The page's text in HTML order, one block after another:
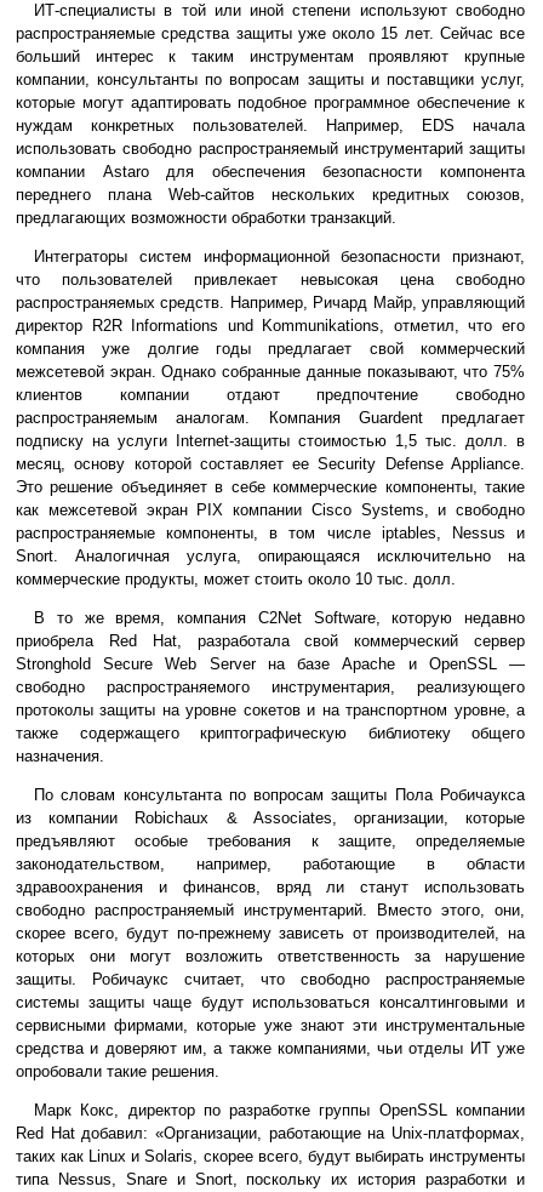
ИТ-специалисты в той или иной степени используют свободно
распространяемые средства защиты уже около 15 лет. Сейчас все
больший интерес к таким инструментам проявляют крупные
компании, консультанты по вопросам защиты и поставщики услуг,
которые могут адаптировать подобное программное обеспечение к
нуждам конкретных пользователей. Например, EDS начала
использовать свободно распространяемый инструментарий защиты
компании Astaro для обеспечения безопасности компонента
переднего плана Web-сайтов нескольких кредитных союзов,
предлагающих возможности обработки транзакций.
Интеграторы систем информационной безопасности признают,
что пользователей привлекает невысокая цена свободно
распространяемых средств. Например, Ричард Майр, управляющий
директор R2R Informations und Kommunikations, отметил, что его
компания уже долгие годы предлагает свой коммерческий
межсетевой экран. Однако собранные данные показывают, что 75%
клиентов компании отдают предпочтение свободно
распространяемым аналогам. Компания Guardent предлагает
подписку на услуги Internet-защиты стоимостью 1,5 тыс. долл. в
месяц, основу которой составляет ее Security Defense Appliance.
Это решение объединяет в себе коммерческие компоненты, такие
как межсетевой экран PIX компании Cisco Systems, и свободно
распространяемые компоненты, в том числе iptables, Nessus и
Snort. Аналогичная услуга, опирающаяся исключительно на
коммерческие продукты, может стоить около 10 тыс. долл.
В то же время, компания C2Net Software, которую недавно
приобрела Red Hat, разработала свой коммерческий сервер
Stronghold Secure Web Server на базе Apache и OpenSSL —
свободно распространяемого инструментария, реализующего
протоколы защиты на уровне сокетов и на транспортном уровне, а
также содержащего криптографическую библиотеку общего
назначения.
По словам консультанта по вопросам защиты Пола Робичаукса
из компании Robichaux & Associates, организации, которые
предъявляют особые требования к защите, определяемые
законодательством, например, работающие в области
здравоохранения и финансов, вряд ли станут использовать
свободно распространяемый инструментарий. Вместо этого, они,
скорее всего, будут по-прежнему зависеть от производителей, на
которых они могут возложить ответственность за нарушение
защиты. Робичаукс считает, что свободно распространяемые
системы защиты чаще будут использоваться консалтинговыми и
сервисными фирмами, которые уже знают эти инструментальные
средства и доверяют им, а также компаниями, чьи отделы ИТ уже
опробовали такие решения.
Марк Кокс, директор по разработке группы OpenSSL компании
Red Hat добавил: «Организации, работающие на Unix-платформах,
таких как Linux и Solaris, скорее всего, будут выбирать инструменты
типа Nessus, Snare и Snort, поскольку их история разработки и